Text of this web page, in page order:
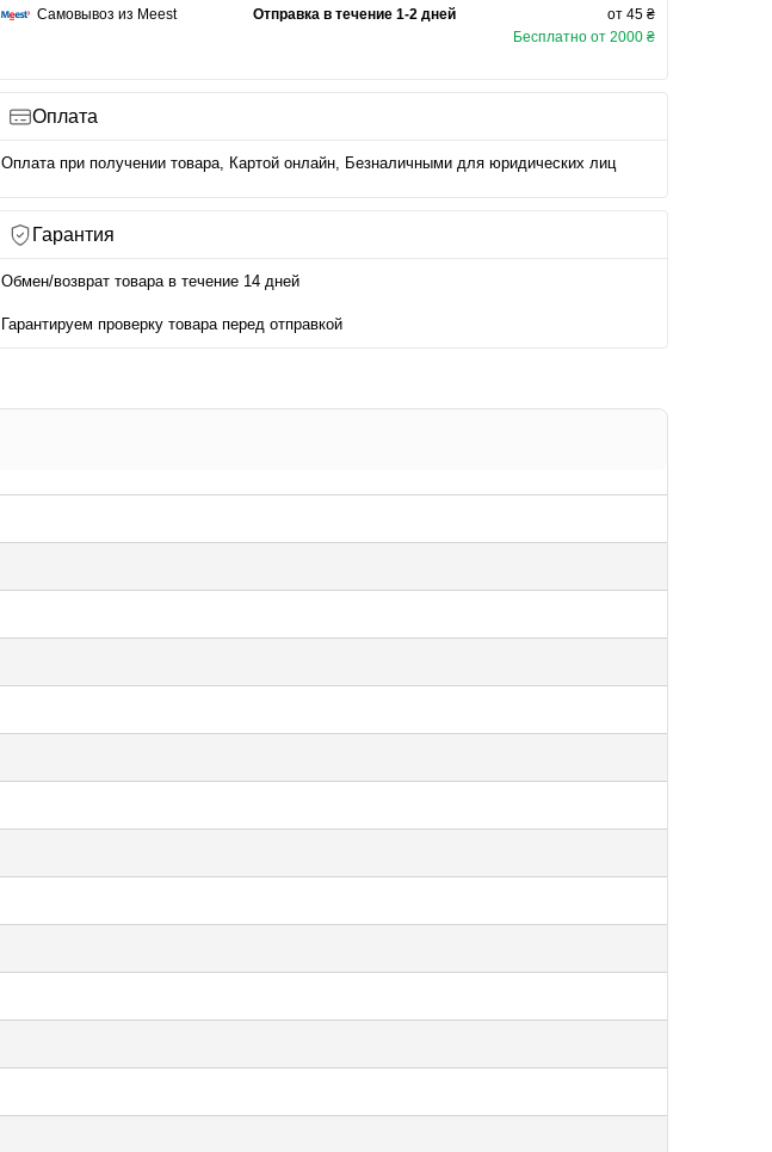
Самовывоз из Meest
Отправка в течение 1-2 дней
от 45 ₴
Бесплатно от 2000 ₴
Оплата
Оплата при получении товара, Картой онлайн, Безналичными для юридических лиц
Гарантия
Обмен/возврат товара в течение 14 дней
Гарантируем проверку товара перед отправкой